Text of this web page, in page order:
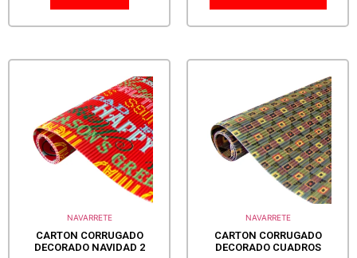
NAVARRETE
CARTON CORRUGADO
DECORADO NAVIDAD 2
NAVARRETE
CARTON CORRUGADO
DECORADO CUADROS